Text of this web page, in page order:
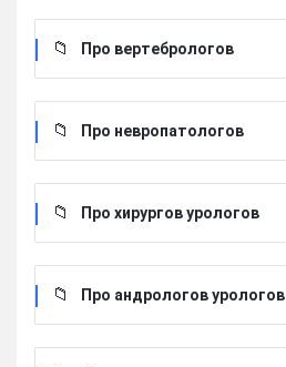
Про вертебрологов
Про невропатологов
Про хирургов урологов
Про андрологов урологов